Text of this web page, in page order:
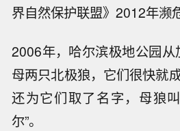
界自然保护联盟》2012年濒
2006年，哈尔滨极地公园
母两只北极狼，它们很快就
还为它们取了名字，母狼
尔”。